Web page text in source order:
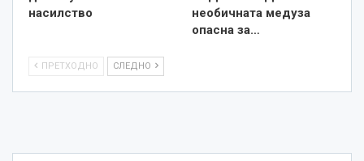
насилство
необичната медуза
опасна за…
ПРЕТХОДНО СЛЕДНО